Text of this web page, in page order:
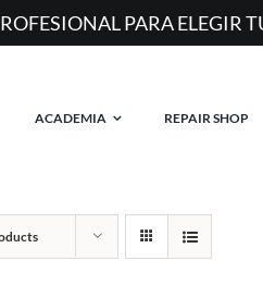
PARA ELEGIR
ACADEMIA REPAIR SHOP